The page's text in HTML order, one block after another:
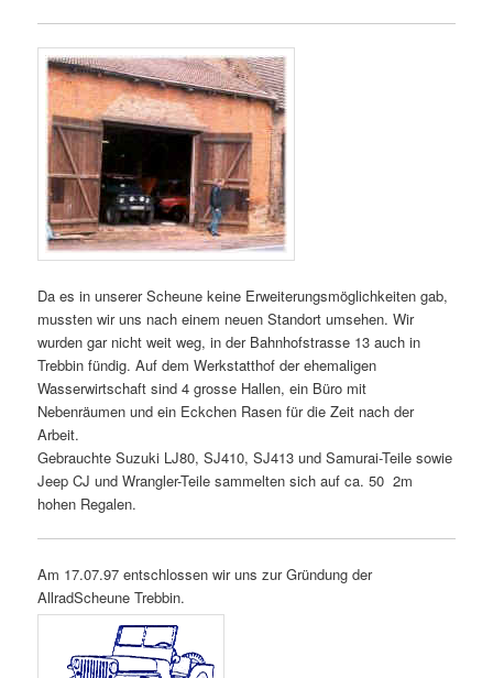
Da es in unserer Scheune keine Erweiterungsmöglichkeiten gab,
mussten wir uns nach einem neuen Standort umsehen. Wir
wurden gar nicht weit weg, in der Bahnhofstrasse 13 auch in
Trebbin fündig. Auf dem Werkstatthof der ehemaligen
Wasserwirtschaft sind 4 grosse Hallen, ein Büro mit
Nebenräumen und ein Eckchen Rasen für die Zeit nach der
Arbeit.
Gebrauchte Suzuki LJ80, SJ410, SJ413 und Samurai-Teile sowie
Jeep CJ und Wrangler-Teile sammelten sich auf ca. 50 2m
hohen Regalen.
Am 17.07.97 entschlossen wir uns zur Gründung der
AllradScheune Trebbin.